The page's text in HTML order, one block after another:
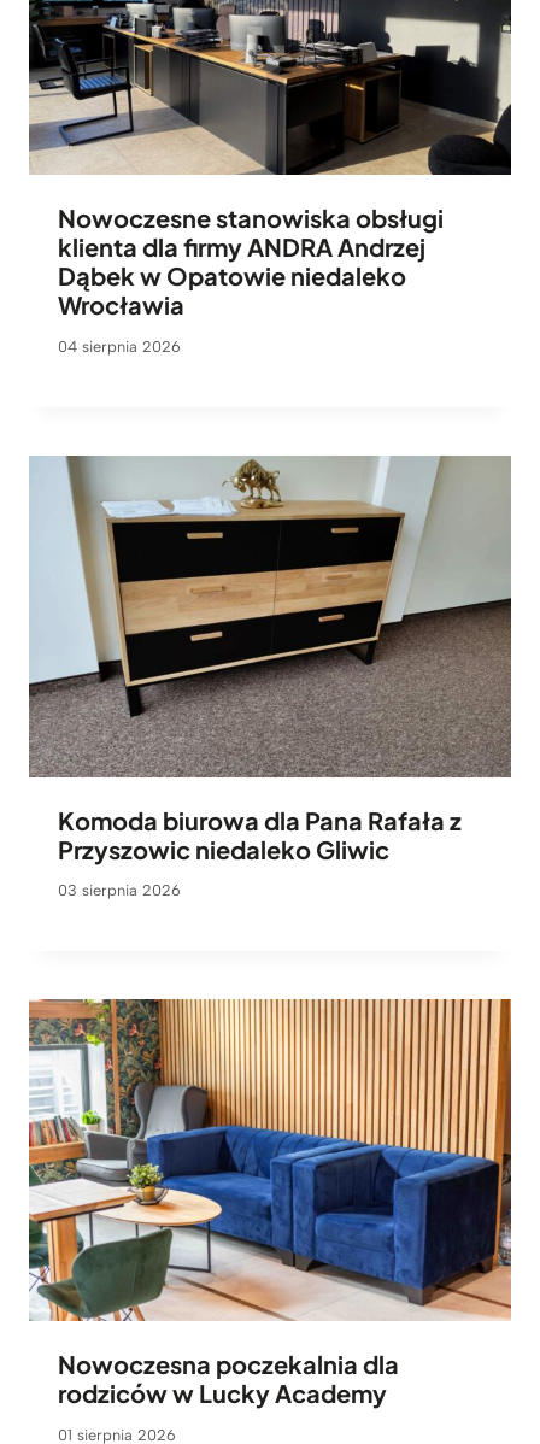
Nowoczesne stanowiska obsługi
klienta dla firmy ANDRA Andrzej
Dąbek w Opatowie niedaleko
Wrocławia
04 sierpnia 2026
Komoda biurowa dla Pana Rafała z
Przyszowic niedaleko Gliwic
03 sierpnia 2026
Nowoczesna poczekalnia dla
rodziców w Lucky Academy
01 sierpnia 2026